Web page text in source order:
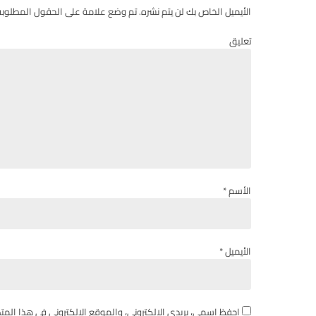
الأيميل الخاص بك لن يتم نشره. تم وضع علامة على الحقول
تعليق
الأسم *
الأيميل *
احفظ اسمي، بريدي الإلكتروني، والموقع الإلكتروني في هذا